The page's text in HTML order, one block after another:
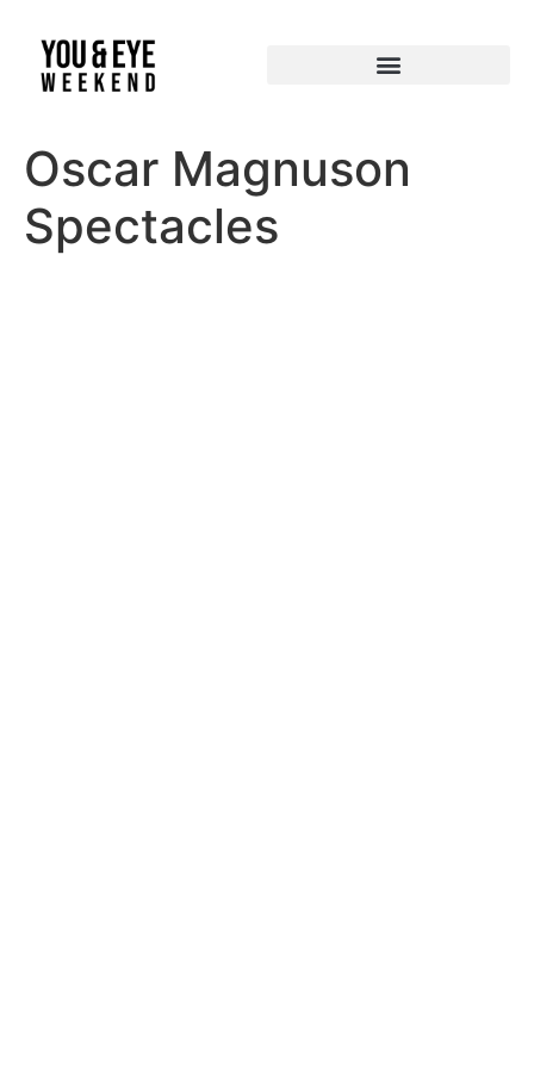
Oscar Magnuson
Spectacles